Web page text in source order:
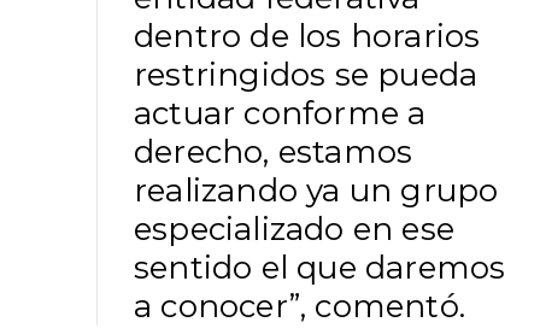
dentro de los horarios
restringidos se pueda
actuar conforme a
derecho, estamos
realizando ya un grupo
especializado en ese
sentido el que daremos
a conocer”, comentó.